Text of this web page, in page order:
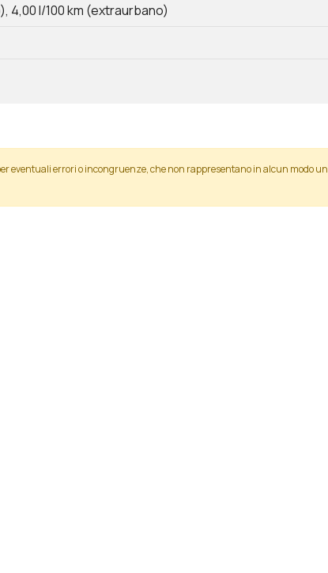
4,00 l/100 km (extraurbano)
eventuali errori o incongruenze, che non rappresentano in alcun modo un